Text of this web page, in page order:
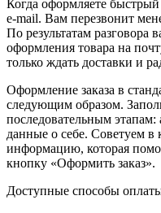
Когда оформляете
e-mail. Вам перезвонит
По результатам разговора
оформления товара на
только ждать доставки и
Оформление заказа в
следующим образом.
последовательным этапам:
данные о себе. Советуем в
информацию, которая
кнопку «Оформить заказ».
Доступные способы